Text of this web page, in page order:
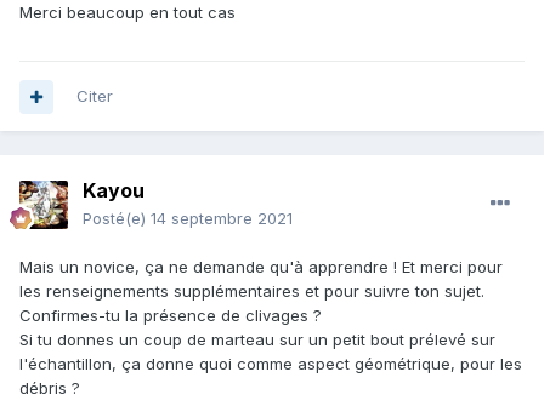
Merci beaucoup en tout cas
Citer
Kayou
Posté(e) 14 septembre 2021
Mais un novice, ça ne demande qu'à apprendre ! Et merci pour
les renseignements supplémentaires et pour suivre ton sujet.
Confirmes-tu la présence de clivages ?
Si tu donnes un coup de marteau sur un petit bout prélevé sur
l'échantillon, ça donne quoi comme aspect géométrique, pour les
débris ?